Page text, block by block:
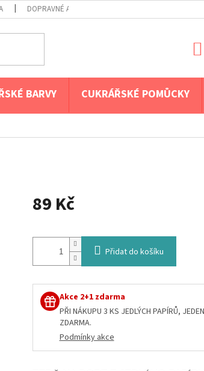
DOPRAVNÉ A PLATBA
BARVY CUKRÁŘSKÉ POMŮCKY
89 Kč
cena:
Přidat do košíku
Akce 2+1 zdarma
PŘI NÁKUPU 3 KS JEDLÝCH PAPÍRŮ,
ZDARMA.
Podmínky akce